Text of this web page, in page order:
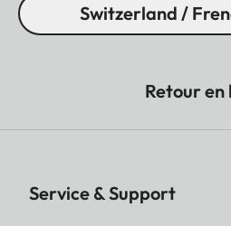
Switzerland /
Retour
Service & Support